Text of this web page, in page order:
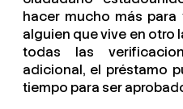
hacer mucho más
alguien que vive en otro
todas las
adicional, el préstamo
tiempo para ser